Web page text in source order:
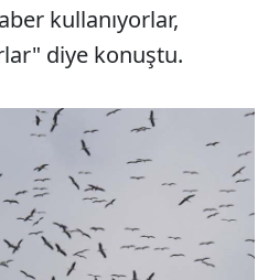
kullanıyorlar,
diye konuştu.